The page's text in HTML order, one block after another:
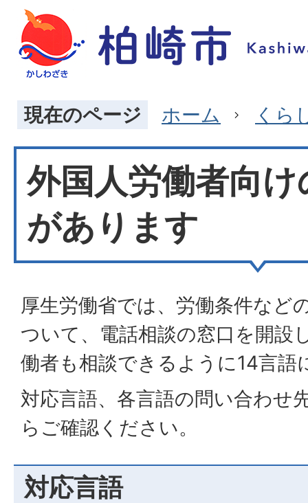
現在のページ ホーム くら
外国人労働者向
があります
厚生労働省では、労働条件など
ついて、電話相談の窓口を開設
働者も相談できるように14言語
対応言語、各言語の問い合わせ
らご確認ください。
対応言語